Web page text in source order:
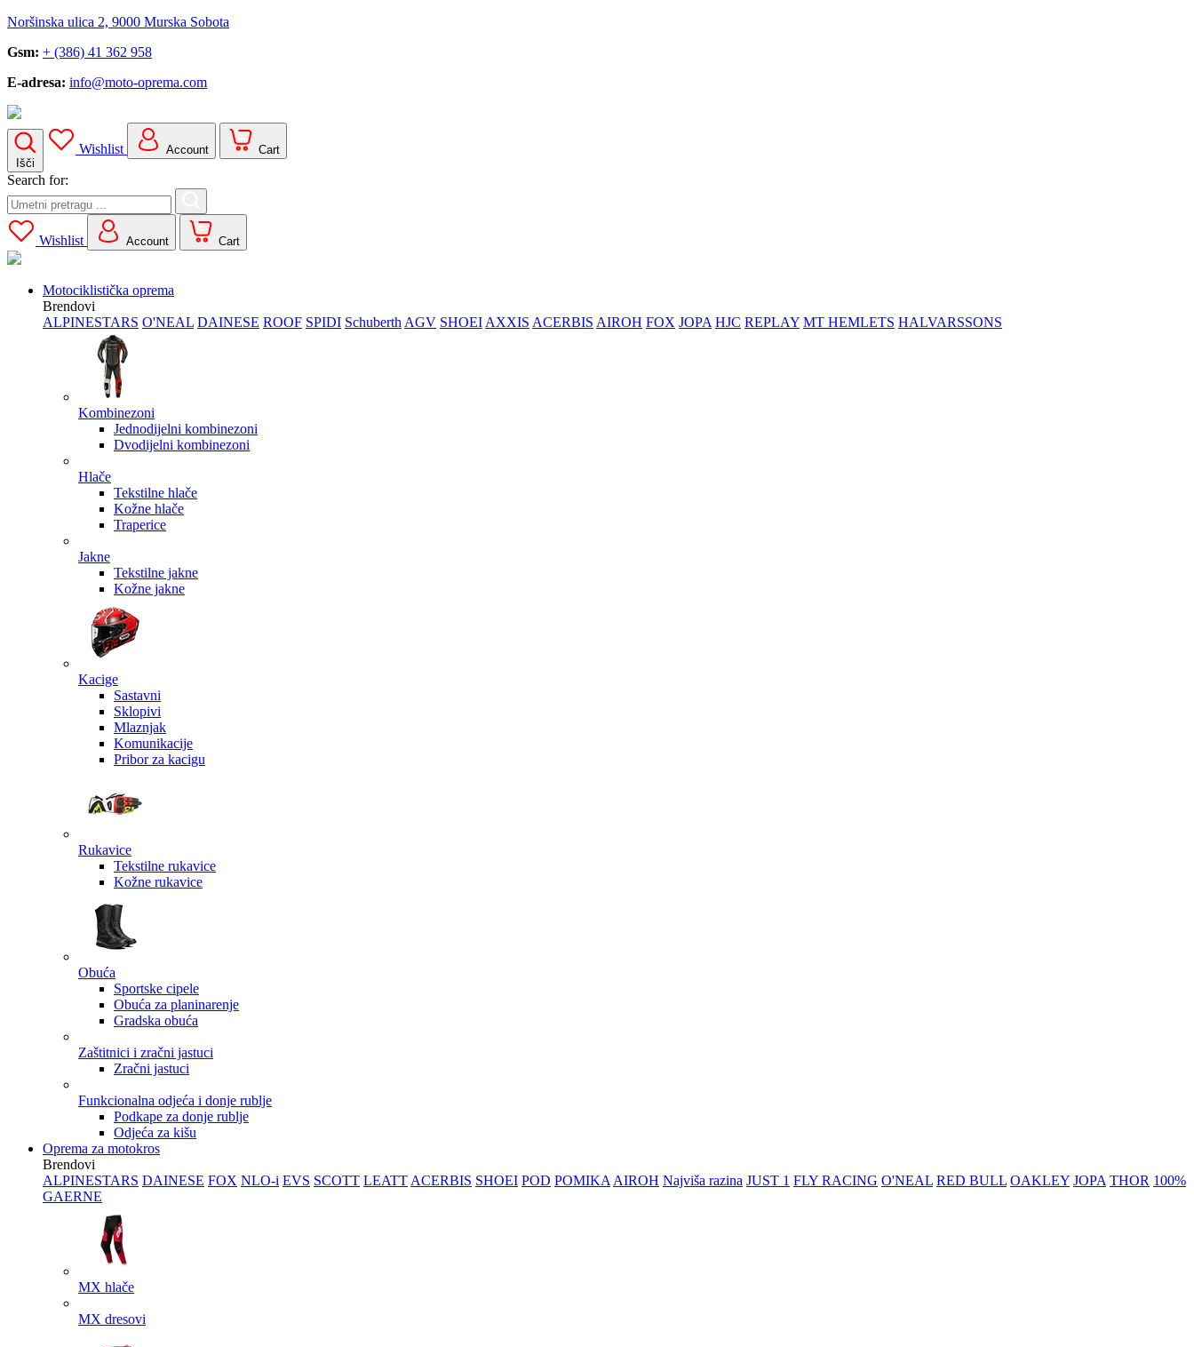
Noršinska ulica 2, 9000 Murska Sobota
Gsm: + (386) 41 362 958
E-adresa: info@moto-oprema.com
Išči
Wishlist Account Cart
Search for:
Wishlist Account Cart
Motociklistička oprema
Brendovi
ALPINESTARS O'NEAL DAINESE ROOF SPIDI Schuberth AGV SHOEI AXXIS ACERBIS AIROH FOX JOPA HJC REPLAY MT HEMLETS HALVARSSONS
Kombinezoni
Jednodijelni kombinezoni
Dvodijelni kombinezoni
Hlače
Tekstilne hlače
Kožne hlače
Traperice
Jakne
Tekstilne jakne
Kožne jakne
Kacige
Sastavni
Sklopivi
Mlaznjak
Komunikacije
Pribor za kacigu
Rukavice
Tekstilne rukavice
Kožne rukavice
Obuća
Sportske cipele
Obuća za planinarenje
Gradska obuća
Zaštitnici i zračni jastuci
Zračni jastuci
Funkcionalna odjeća i donje rublje
Podkape za donje rublje
Odjeća za kišu
Oprema za motokros
Brendovi
ALPINESTARS DAINESE FOX NLO-i EVS SCOTT LEATT ACERBIS SHOEI POD POMIKA AIROH Najviša razina JUST 1 FLY RACING O'NEAL RED BULL OAKLEY JOPA THOR 100%
GAERNE
MX hlače
MX dresovi